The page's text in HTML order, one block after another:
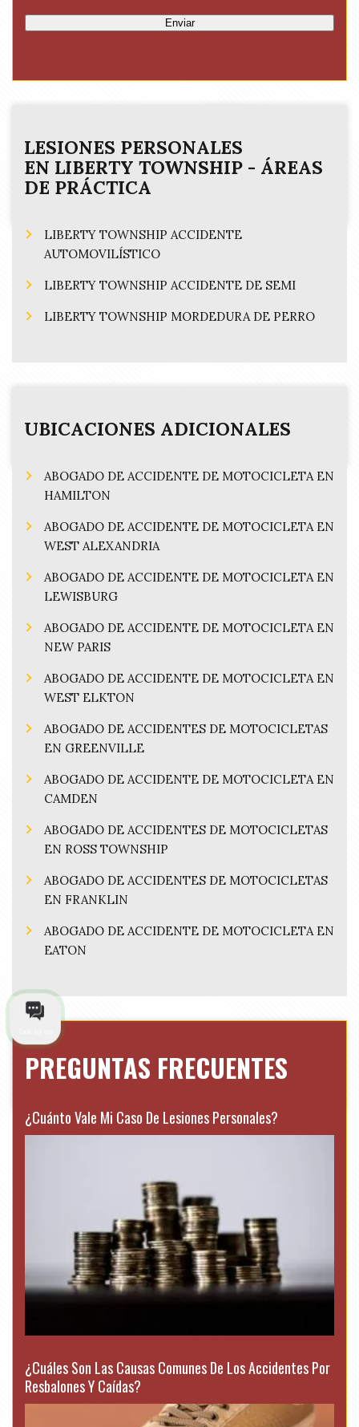
i
d
)
e
d
e
i
r
e
d
Enviar
LESIONES PERSONALES
EN LIBERTY TOWNSHIP - ÁREAS
DE PRÁCTICA
LIBERTY TOWNSHIP ACCIDENTE
AUTOMOVILÍSTICO
LIBERTY TOWNSHIP ACCIDENTE DE SEMI
LIBERTY TOWNSHIP MORDEDURA DE PERRO
UBICACIONES ADICIONALES
ABOGADO DE ACCIDENTE DE MOTOCICLETA EN
HAMILTON
ABOGADO DE ACCIDENTE DE MOTOCICLETA EN
WEST ALEXANDRIA
ABOGADO DE ACCIDENTE DE MOTOCICLETA EN
LEWISBURG
ABOGADO DE ACCIDENTE DE MOTOCICLETA EN
NEW PARIS
ABOGADO DE ACCIDENTE DE MOTOCICLETA EN
WEST ELKTON
ABOGADO DE ACCIDENTES DE MOTOCICLETAS
EN GREENVILLE
ABOGADO DE ACCIDENTE DE MOTOCICLETA EN
CAMDEN
ABOGADO DE ACCIDENTES DE MOTOCICLETAS
EN ROSS TOWNSHIP
ABOGADO DE ACCIDENTES DE MOTOCICLETAS
EN FRANKLIN
ABOGADO DE ACCIDENTE DE MOTOCICLETA EN
EATON
PREGUNTAS FRECUENTES
¿Cuánto Vale Mi Caso De Lesiones Personales?
¿Cuáles Son Las Causas Comunes De Los Accidentes Por
Resbalones Y Caídas?